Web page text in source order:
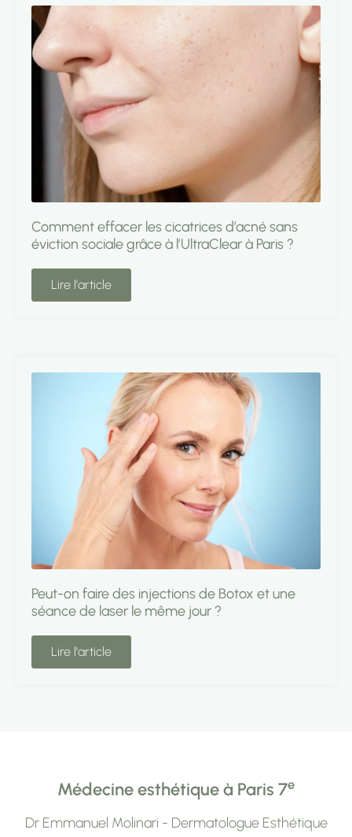
Comment effacer les cicatrices d’acné sans
éviction sociale grâce à l’UltraClear à Paris ?
Lire l'article
Peut-on faire des injections de Botox et une
séance de laser le même jour ?
Lire l'article
Médecine esthétique à Paris 7e
Dr Emmanuel Molinari - Dermatologue Esthétique